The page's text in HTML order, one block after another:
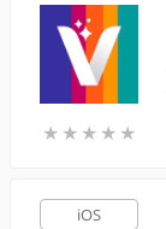
★ ★ ★ ★ ★
★ ★ ★ ★ ★
iOS